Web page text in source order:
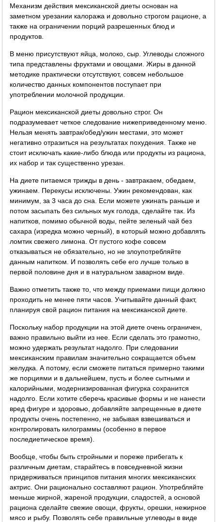
Механизм действия мексиканской диеты основан на
заметном урезании калоража и довольно строгом рационе, а
также на ограничении порций разрешенных блюд и
продуктов.
В меню присутствуют яйца, молоко, сыр. Углеводы сложного
типа представлены фруктами и овощами. Жиры в данной
методике практически отсутствуют, совсем небольшое
количество данных компонентов поступает при
употреблении молочной продукции.
Рацион мексиканской диеты довольно строг. Он
подразумевает четкое следование нижеприведенному меню.
Нельзя менять завтрак/обед/ужин местами, это может
негативно отразиться на результатах похудения. Также не
стоит исключать какие-либо блюда или продукты из рациона,
их набор и так существенно урезан.
На диете питаемся трижды в день - завтракаем, обедаем,
ужинаем. Перекусы исключены. Ужин рекомендован, как
минимум, за 3 часа до сна. Если можете ужинать раньше и
потом засыпать без сильных мук голода, сделайте так. Из
напитков, помимо обычной воды, пейте зеленый чай без
сахара (изредка можно черный), в который можно добавлять
ломтик свежего лимона. От пустого кофе совсем
отказываться не обязательно, но не злоупотребляйте
данным напитком. И позволять себе его лучше только в
первой половине дня и в натуральном заварном виде.
Важно отметить также то, что между приемами пищи должно
проходить не менее пяти часов. Учитывайте данный факт,
планируя свой рацион питания на мексиканской диете.
Поскольку набор продукции на этой диете очень ограничен,
важно правильно выйти из нее. Если сделать это грамотно,
можно удержать результат надолго. При следовании
мексиканским правилам значительно сокращается объем
желудка. А потому, если сможете питаться примерно такими
же порциями и в дальнейшем, пусть и более сытными и
калорийными, модернизированная фигурка сохранится
надолго. Если хотите сберечь красивые формы и не нанести
вред фигуре и здоровью, добавляйте запрещенные в диете
продукты очень постепенно, не забывая взвешиваться и
контролировать килограммы (особенно в первое
последиетическое время).
Вообще, чтобы быть стройными и пореже прибегать к
различным диетам, старайтесь в повседневной жизни
придерживаться принципов питания многих мексиканских
актрис. Они рационально составляют рацион. Употребляйте
меньше жирной, жареной продукции, сладостей, а основой
рациона сделайте свежие овощи, фрукты, орешки, нежирное
мясо и рыбу. Позволять себе правильные углеводы в виде